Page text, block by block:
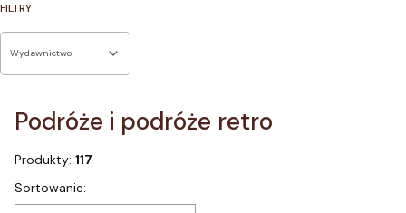
FILTRY
Wydawnictwo
Podróże i podróże retro
Produkty: 117
Lista produktów
Sortowanie: